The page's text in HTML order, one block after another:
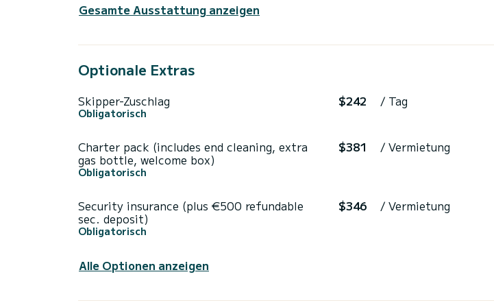
Gesamte Ausstattung anzeigen
Optionale Extras
Skipper-Zuschlag
Obligatorisch
$242 / Tag
Charter pack (includes end cleaning, extra
gas bottle, welcome box)
Obligatorisch
$381 / Vermietung
Security insurance (plus €500 refundable
sec. deposit)
Obligatorisch
$346 / Vermietung
Alle Optionen anzeigen